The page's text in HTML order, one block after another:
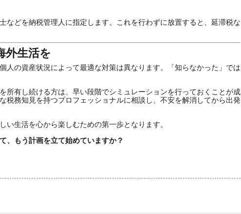
などを納税管理人に指定します。これを行わずに放置すると、延滞税な
外生活を
人の資産状況によって最適な対策は異なります。「知らなかった」では
所有し続ける方は、早い段階でシミュレーションを行っておくことが成
税務知見を持つプロフェッショナルに相談し、不安を解消してから出発
生活を心から楽しむための第一歩となります。
、もう計画を立て始めていますか？